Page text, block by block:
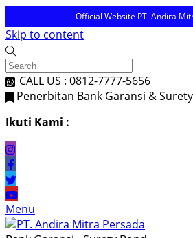
Official Website PT. Andira
Skip to content
CALL US : 0812-7777-5656
Penerbitan Bank Garansi &
Ikuti Kami :
Menu